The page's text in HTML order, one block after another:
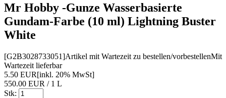
Mr Hobby -Gunze Wasserbasierte
Gundam-Farbe (10 ml) Lightning Buster
White
[G2B3028733051]Artikel mit Wartezeit zu bestellen/vorbestellenMit
Wartezeit lieferbar
5.50 EUR[inkl. 20% MwSt]
550.00 EUR / 1 L
Stk: